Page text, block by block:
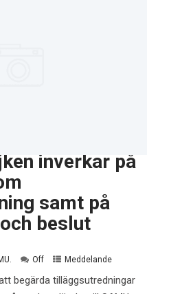
inverkar på
samt på
beslut
Off Meddelande
begärda tilläggsutredningar